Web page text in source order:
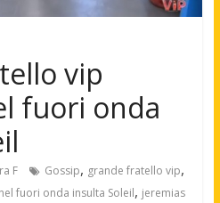
vip
fuori onda
F Gossip, grande fratello vip,
fuori onda insulta Soleil, jeremias